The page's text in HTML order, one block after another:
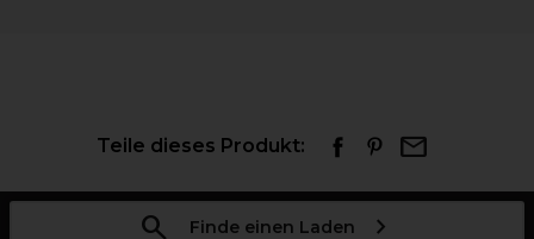
Teile dieses Produkt:
Finde einen Laden